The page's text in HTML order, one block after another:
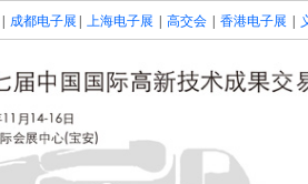
成都电子展 上海电子展 高交会 香港电子展